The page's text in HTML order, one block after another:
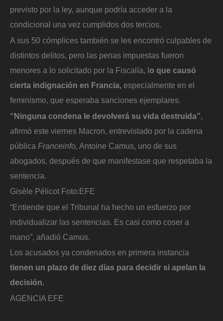
previsto por la ley, aunque podría acceder a la
condicional una vez cumplidos dos tercios.
A sus 50 cómplices también se les encontró culpables de
distintos delitos, pero las penas impuestas fueron
menores a lo solicitado por la Fiscalía, lo que causó
cierta indignación en Francia, especialmente en el
feminismo, que esperaba sanciones ejemplares.
“Ninguna condena le devolverá su vida destruida”
afirmó este viernes Macron, entrevistado por la cadena
pública Franceinfo, Antoine Camus, uno de sus
abogados, después de que manifestase que respetaba la
sentencia.
Gisèle Pélicot Foto:EFE
“Entiende que el Tribunal ha hecho un esfuerzo por
individualizar las sentencias. Es casi como coser a
mano”, añadió Camus.
Los acusados ya condenados en primera instancia
tienen un plazo de diez días para decidir si apelan la
decisión.
AGENCIA EFE